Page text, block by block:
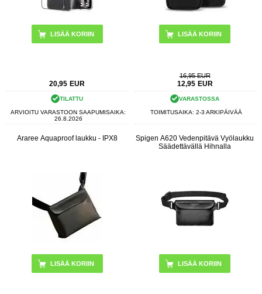
20,95 EUR
TILATTU
ARVIOITU VARASTOON SAAPUMISAIKA:
26.8.2026
16,95 EUR
12,95 EUR
VARASTOSSA
TOIMITUSAIKA: 2-3 ARKIPÄIVÄÄ
Araree Aquaproof laukku - IPX8
LISÄÄ KORIIN
Spigen A620 Vedenpitävä Vyölaukku
Säädettävällä Hihnalla
LISÄÄ KORIIN